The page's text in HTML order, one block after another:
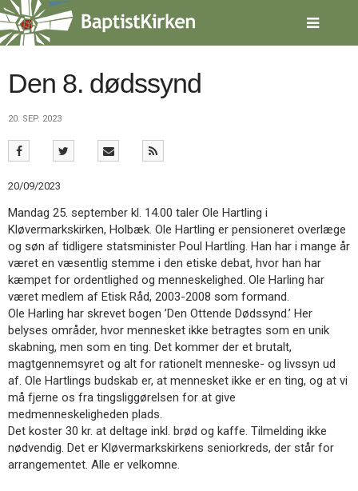
Spring
menu
over
gå
tilbage
forsiden
2.0:
Nyheder
3.0:
Kalender
4.0:
Inspiration
5.0:
Værktøjskassen
6.0:
Mission
7.0:
Om
BaptistKirken
8.0:
Kontakt
9.0:
Forside
10.0:
Nyheder
11.0:
Kalender
12.0:
Inspiration
13.0:
Værktøjskassen
14.0:
Mission
15.0:
Om
BaptistKirken
16.0:
Kontakt
Den 8. dødssynd
20. SEP. 2023
20/09/2023
Mandag 25. september kl. 14.00 taler Ole Hartling i
Kløvermarkskirken, Holbæk. Ole Hartling er pensioneret overlæge
og søn af tidligere statsminister Poul Hartling. Han har i mange år
været en væsentlig stemme i den etiske debat, hvor han har
kæmpet for ordentlighed og menneskelighed. Ole Harling har
været medlem af Etisk Råd, 2003-2008 som formand.
Ole Harling har skrevet bogen ’Den Ottende Dødssynd.’ Her
belyses områder, hvor mennesket ikke betragtes som en unik
skabning, men som en ting. Det kommer der et brutalt,
magtgennemsyret og alt for rationelt menneske- og livssyn ud
af. Ole Hartlings budskab er, at mennesket ikke er en ting, og at vi
må fjerne os fra tingsliggørelsen for at give
medmenneskeligheden plads.
Det koster 30 kr. at deltage inkl. brød og kaffe. Tilmelding ikke
nødvendig. Det er Kløvermarkskirkens seniorkreds, der står for
arrangementet. Alle er velkomne.